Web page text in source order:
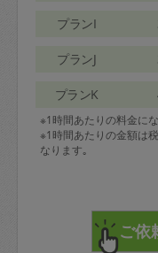
プランI
プランJ
プランK
※1時間あたりの料金にな
※1時間あたりの金額は
なります｡